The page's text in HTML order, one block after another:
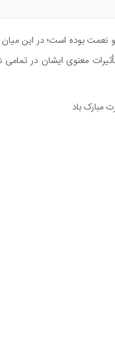
بوده است؛ در این میان
معنوی ایشان در تمامی
مبارک باد